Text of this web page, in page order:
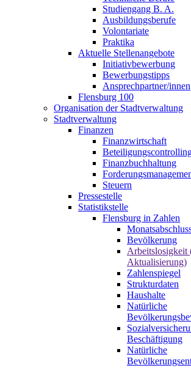
Studiengang B. A.
Ausbildungsberufe
Volontariate
Praktika
Aktuelle Stellenangebote
Initiativbewerbung
Bewerbungstipps
Ansprechpartner/innen
Flensburg 100
Organisation der Stadtverwaltung
Stadtverwaltung
Finanzen
Finanzwirtschaft
Finanzbuchhaltung
Steuern
Pressestelle
Statistikstelle
Flensburg in Zahlen
Bevölkerung
Arbeitslosigkeit
Aktualisierung)
Zahlenspiegel
Strukturdaten
Haushalte
Natürliche
Beschäftigung
Natürliche